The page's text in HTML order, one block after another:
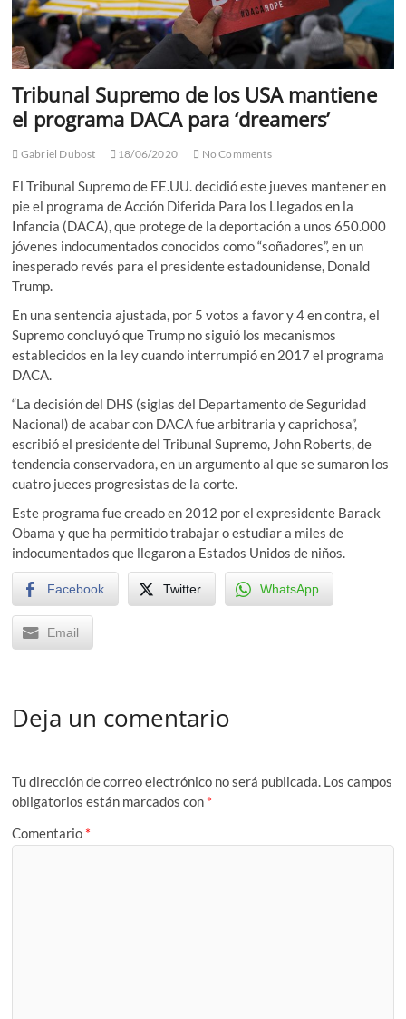
Tribunal Supremo de los USA mantiene
el programa DACA para ‘dreamers’
Gabriel Dubost 18/06/2020 No Comments
El Tribunal Supremo de EE.UU. decidió este jueves mantener en
pie el programa de Acción Diferida Para los Llegados en la
Infancia (DACA), que protege de la deportación a unos 650.000
jóvenes indocumentados conocidos como “soñadores”, en un
inesperado revés para el presidente estadounidense, Donald
Trump.
En una sentencia ajustada, por 5 votos a favor y 4 en contra, el
Supremo concluyó que Trump no siguió los mecanismos
establecidos en la ley cuando interrumpió en 2017 el programa
DACA.
“La decisión del DHS (siglas del Departamento de Seguridad
Nacional) de acabar con DACA fue arbitraria y caprichosa”,
escribió el presidente del Tribunal Supremo, John Roberts, de
tendencia conservadora, en un argumento al que se sumaron los
cuatro jueces progresistas de la corte.
Este programa fue creado en 2012 por el expresidente Barack
Obama y que ha permitido trabajar o estudiar a miles de
indocumentados que llegaron a Estados Unidos de niños.
Facebook Twitter WhatsApp
Email
Deja un comentario
Tu dirección de correo electrónico no será publicada. Los campos
obligatorios están marcados con *
Comentario *